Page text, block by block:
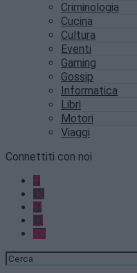
Criminologia
Cucina
Cultura
Eventi
Gaming
Gossip
Informatica
Libri
Motori
Viaggi
Connettiti con noi